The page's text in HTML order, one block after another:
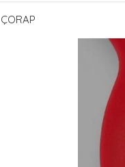
ÇORAP